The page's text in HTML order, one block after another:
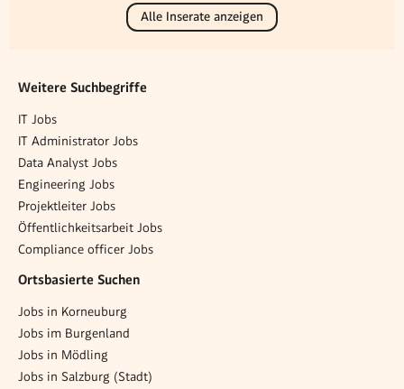
Alle Inserate anzeigen
Weitere Suchbegriffe
IT Jobs
IT Administrator Jobs
Data Analyst Jobs
Engineering Jobs
Projektleiter Jobs
Öffentlichkeitsarbeit Jobs
Compliance officer Jobs
Ortsbasierte Suchen
Jobs in Korneuburg
Jobs im Burgenland
Jobs in Mödling
Jobs in Salzburg (Stadt)